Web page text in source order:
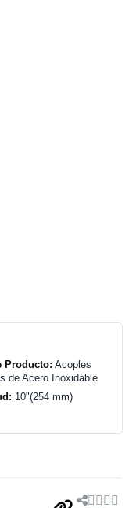
Producto: Acoples
de Acero Inoxidable
10"(254 mm)